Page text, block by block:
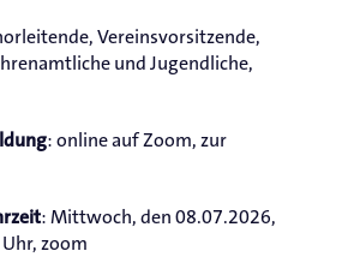
Vereinsvorsitzende,
und Jugendliche,
: online auf Zoom, zur
: Mittwoch, den 08.07.2026,
zoom